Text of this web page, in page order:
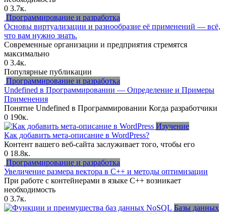
0 3.7к.
Программирование и разработка
Основы виртуализации и разнообразие её применений — всё,
что вам нужно знать.
Современные организации и предприятия стремятся
максимально
0 3.4к.
Популярные публикации
Программирование и разработка
Undefined в Программировании — Определение и Примеры
Применения
Понятие Undefined в Программировании Когда разработчики
0 190к.
Изучение
Как добавить мета-описание в WordPress?
Контент вашего веб-сайта заслуживает того, чтобы его
0 18.8к.
Программирование и разработка
Увеличение размера вектора в C++ и методы оптимизации
При работе с контейнерами в языке C++ возникает
необходимость
0 3.7к.
Базы данных